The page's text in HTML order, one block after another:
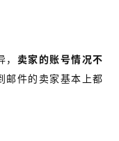
卖家的账号情况不
邮件的卖家基本上都